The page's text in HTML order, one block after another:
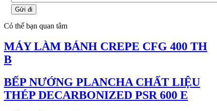
Gửi đi
Có thể bạn quan tâm
MÁY LÀM BÁNH CREPE CFG 400 TH
B
BẾP NƯỚNG PLANCHA CHẤT LIỆU
THÉP DECARBONIZED PSR 600 E